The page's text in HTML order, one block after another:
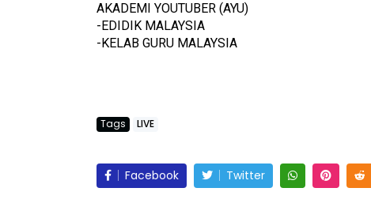
AKADEMI YOUTUBER (AYU)
-EDIDIK MALAYSIA
-KELAB GURU MALAYSIA
Tags LIVE
Facebook Twitter
BERKUALITI (AMALAN PER...
Unknown 8 hari yang lalu